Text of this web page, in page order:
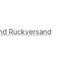
Rückversand